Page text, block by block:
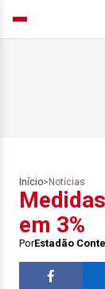
Início> Notícias
em 3%
PorEstadão